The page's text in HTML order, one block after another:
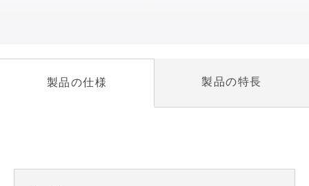
製品の仕様 製品の特長